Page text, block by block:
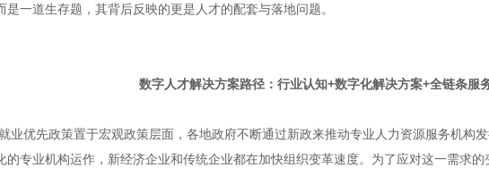
一道生存题，其背后反映的更是人才的配套与落地问题。
数字人才解决方案路径：行业认知+数字化解决方案+全链条服
业优先政策置于宏观政策层面，各地政府不断通过新政来推动专业人力资源服务机构
的专业机构运作，新经济企业和传统企业都在加快组织变革速度。为了应对这一需求